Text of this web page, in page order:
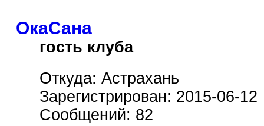
ОкаСана
гость клуба
Откуда: Астрахань
Зарегистрирован: 2015-06-12
Сообщений: 82